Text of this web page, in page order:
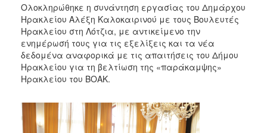
Ολοκληρώθηκε η συνάντηση εργασίας του Δημάρχου
Ηρακλείου Αλέξη Καλοκαιρινού με τους Βουλευτές
Ηρακλείου στη Λότζια, με αντικείμενο την
ενημέρωσή τους για τις εξελίξεις και τα νέα
δεδομένα αναφορικά με τις απαιτήσεις του Δήμου
Ηρακλείου για τη βελτίωση της «παράκαμψης»
Ηρακλείου του ΒΟΑΚ.